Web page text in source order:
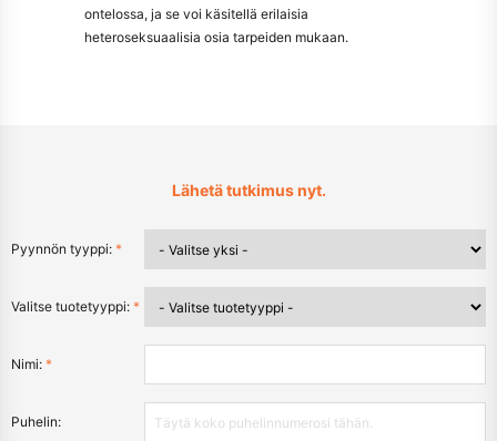
ontelossa, ja se voi käsitellä erilaisia
heteroseksuaalisia osia tarpeiden mukaan.
Lähetä tutkimus nyt.
Pyynnön tyyppi: *
Valitse tuotetyyppi: *
Nimi: *
Puhelin: